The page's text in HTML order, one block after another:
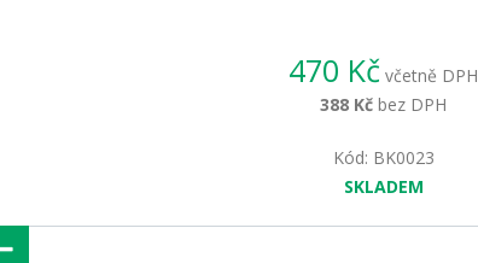
470 Kč včetně DPH
388 Kč bez DPH
Kód: BK0023
SKLADEM